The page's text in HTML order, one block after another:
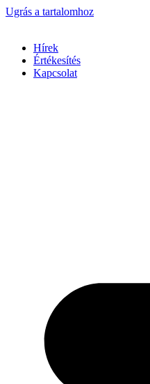
Ugrás a tartalomhoz
Hírek
Értékesítés
Kapcsolat